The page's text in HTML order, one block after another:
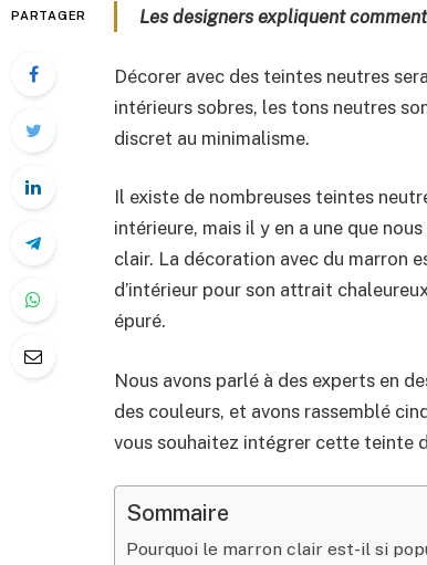
PARTAGER Les designers expliquent
Décorer avec des teintes neutres
intérieurs sobres, les tons neutres
discret au minimalisme.
Il existe de nombreuses teintes
intérieure, mais il y en a une que
clair. La décoration avec du marron
d’intérieur pour son attrait
épuré.
Nous avons parlé à des experts en
des couleurs, et avons rassemblé
vous souhaitez intégrer cette teinte
Sommaire
Pourquoi le marron clair est-il si